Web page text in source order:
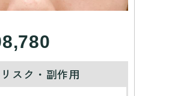
スク・副作用